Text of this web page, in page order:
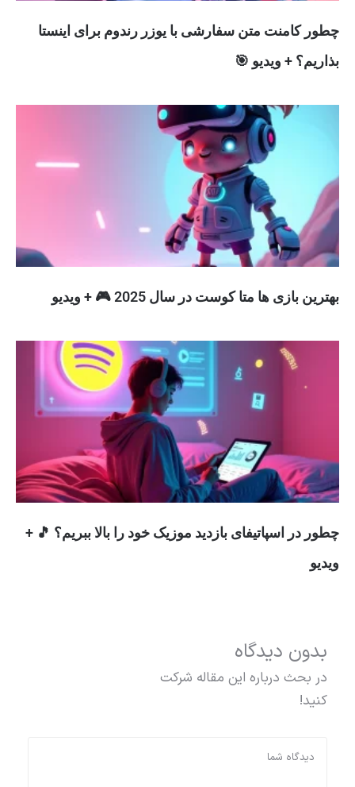
چطور کامنت متن سفارشی با یوزر رندوم برای اینستا
بذاریم؟ + ویدیو 🎯
بهترین بازی ها متا کوست در سال 2025 🎮 + ویدیو
چطور در اسپاتیفای بازدید موزیک خود را بالا ببریم؟ 🎵 +
ویدیو
بدون دیدگاه
در بحث درباره این مقاله شرکت
کنید!